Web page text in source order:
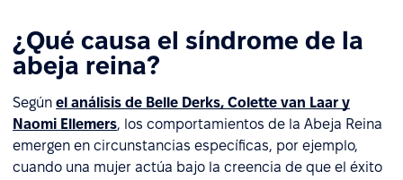
¿Qué causa el síndrome de la
abeja reina?
Según el análisis de Belle Derks, Colette van Laar y
Naomi Ellemers, los comportamientos de la Abeja Reina
emergen en circunstancias específicas, por ejemplo,
cuando una mujer actúa bajo la creencia de que el éxito